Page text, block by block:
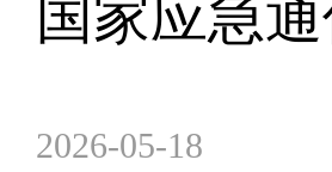
国家应急
2026-05-18